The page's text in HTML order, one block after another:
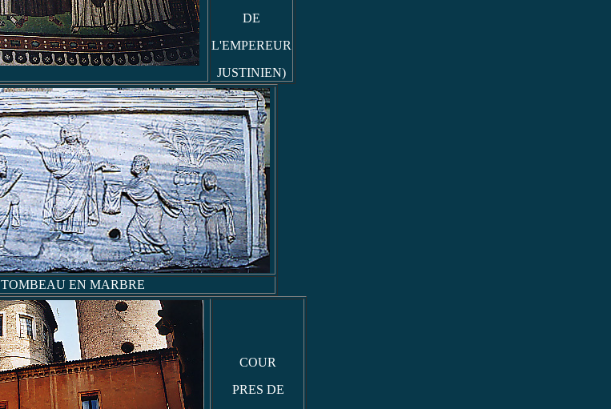
DE
L'EMPEREUR
JUSTINIEN)
TOMBEAU EN MARBRE
COUR
PRES DE